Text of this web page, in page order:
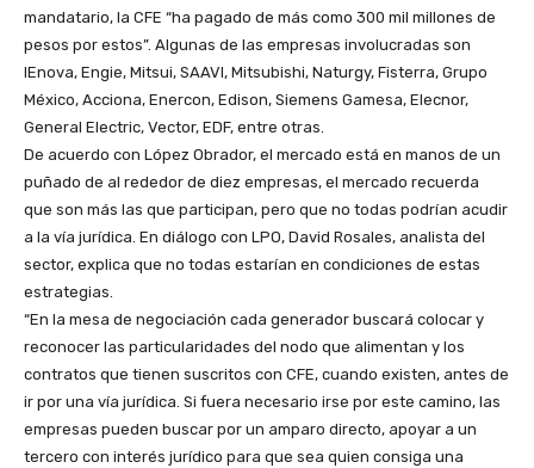
mandatario, la CFE “ha pagado de más como 300 mil millones de
pesos por estos”. Algunas de las empresas involucradas son
IEnova, Engie, Mitsui, SAAVI, Mitsubishi, Naturgy, Fisterra, Grupo
México, Acciona, Enercon, Edison, Siemens Gamesa, Elecnor,
General Electric, Vector, EDF, entre otras.
De acuerdo con López Obrador, el mercado está en manos de un
puñado de al rededor de diez empresas, el mercado recuerda
que son más las que participan, pero que no todas podrían acudir
a la vía jurídica. En diálogo con LPO, David Rosales, analista del
sector, explica que no todas estarían en condiciones de estas
estrategias.
“En la mesa de negociación cada generador buscará colocar y
reconocer las particularidades del nodo que alimentan y los
contratos que tienen suscritos con CFE, cuando existen, antes de
ir por una vía jurídica. Si fuera necesario irse por este camino, las
empresas pueden buscar por un amparo directo, apoyar a un
tercero con interés jurídico para que sea quien consiga una